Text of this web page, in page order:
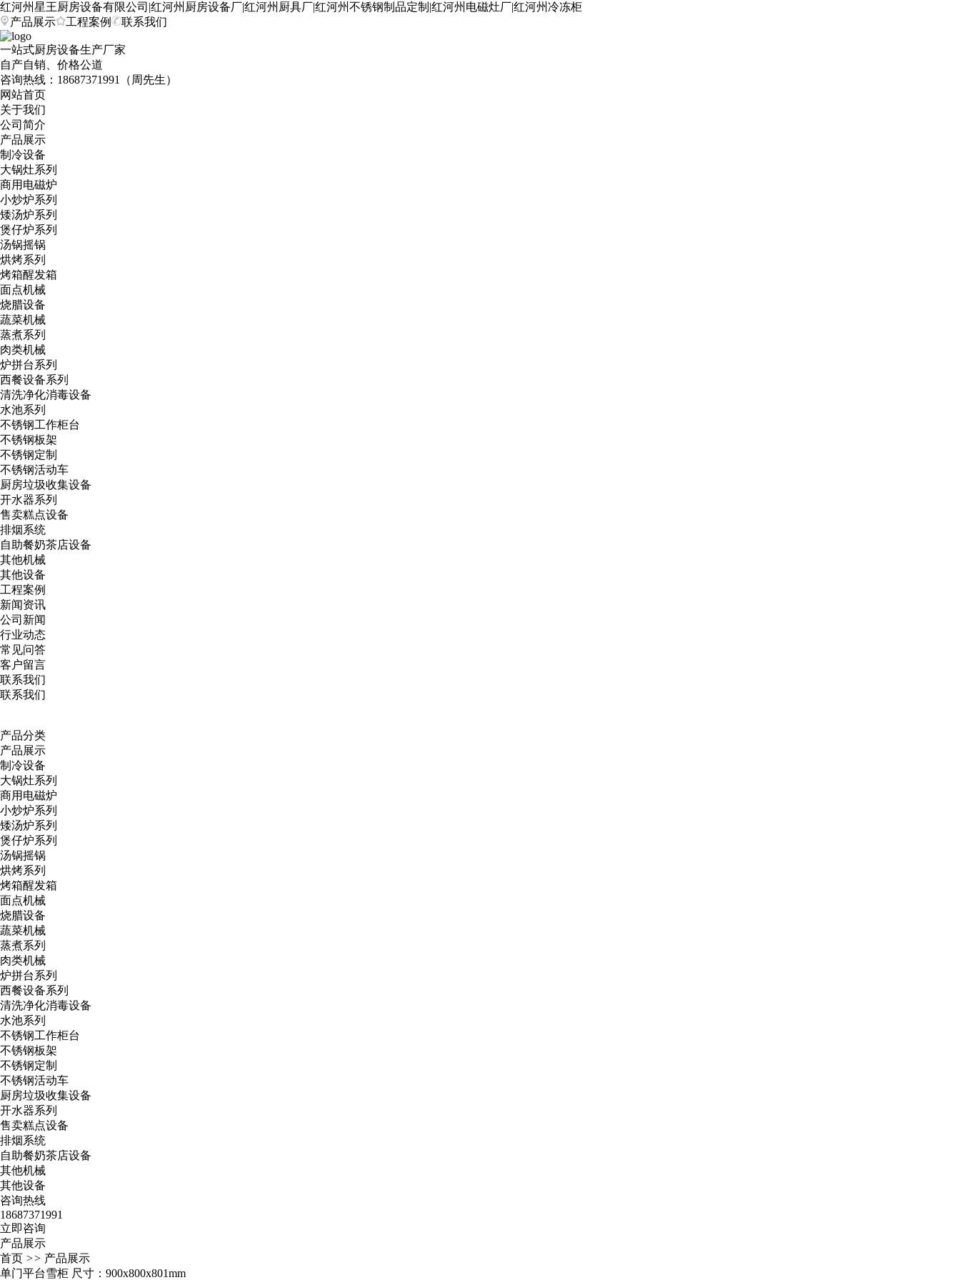
红河州星王厨房设备有限公司|红河州厨房设备厂|红河州厨具厂|红河州不锈钢制品定制|红河州电磁灶厂|红河州冷冻柜
产品展示
工程案例 联系我们
一站式厨房设备生产厂家
自产自销、价格公道
咨询热线： 18687371991（周先生）
网站首页
关于我们
公司简介
产品展示
制冷设备
大锅灶系列
商用电磁炉
小炒炉系列
矮汤炉系列
煲仔炉系列
汤锅摇锅
烘烤系列
烤箱醒发箱
面点机械
烧腊设备
蔬菜机械
蒸煮系列
肉类机械
炉拼台系列
西餐设备系列
清洗净化消毒设备
水池系列
不锈钢工作柜台
不锈钢板架
不锈钢定制
不锈钢活动车
厨房垃圾收集设备
开水器系列
售卖糕点设备
排烟系统
自助餐奶茶店设备
其他机械
其他设备
工程案例
新闻资讯
公司新闻
行业动态
常见问答
客户留言
联系我们
联系我们
产品分类
产品展示
制冷设备
大锅灶系列
商用电磁炉
小炒炉系列
矮汤炉系列
煲仔炉系列
汤锅摇锅
烘烤系列
烤箱醒发箱
面点机械
烧腊设备
蔬菜机械
蒸煮系列
肉类机械
炉拼台系列
西餐设备系列
清洗净化消毒设备
水池系列
不锈钢工作柜台
不锈钢板架
不锈钢定制
不锈钢活动车
厨房垃圾收集设备
开水器系列
售卖糕点设备
排烟系统
自助餐奶茶店设备
其他机械
其他设备
咨询热线
18687371991
立即咨询
产品展示
首页 >> 产品展示
单门平台雪柜 尺寸：900x800x801mm